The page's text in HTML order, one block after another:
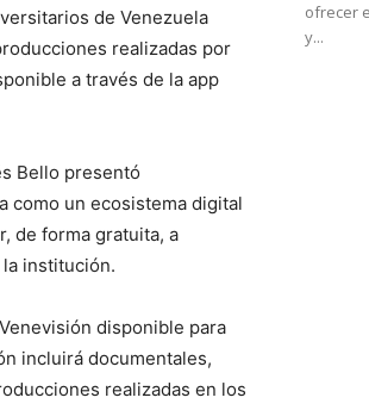
de Venezuela
realizadas por
a través de la app
Bello presentó
como un ecosistema digital
de forma gratuita, a
institución.
disponible para
incluirá documentales,
realizadas en los
ofrecer
y...